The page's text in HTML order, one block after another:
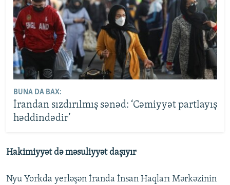
BUNA DA BAX:
İrandan sızdırılmış sənəd: ‘Cəmiyyət partlayış
həddindədir’
Hakimiyyət də məsuliyyət daşıyır
Nyu Yorkda yerləşən İranda İnsan Haqları Mərkəzinin